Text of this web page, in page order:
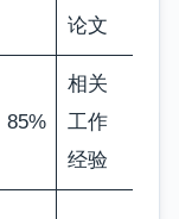
论文
85%
相关
工作
经验